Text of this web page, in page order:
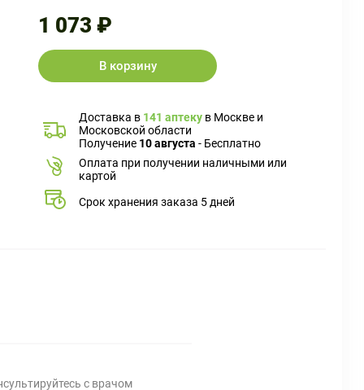
1 073 ₽
В корзину
Доставка в 141 аптеку в Москве и
Московской области
Получение 10 августа - Бесплатно
Оплата при получении наличными или
картой
Срок хранения заказа 5 дней
с врачом